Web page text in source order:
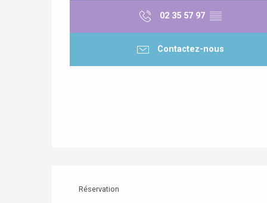
02 35 57 97 ▒▒
Contactez-nous
Réservation